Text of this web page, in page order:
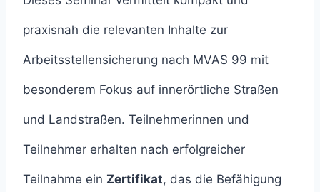
praxisnah die relevanten Inhalte zur
Arbeitsstellensicherung nach MVAS 99 mit
besonderem Fokus auf innerörtliche Straßen
und Landstraßen. Teilnehmerinnen und
Teilnehmer erhalten nach erfolgreicher
Teilnahme ein Zertifikat, das die Befähigung